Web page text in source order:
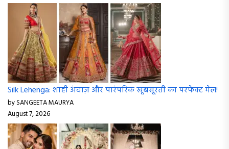
Silk Lehenga: शाही अंदाज़ और पारंपरिक खूबसूरती का परफेक्ट मेल!
by SANGEETA MAURYA
August 7, 2026